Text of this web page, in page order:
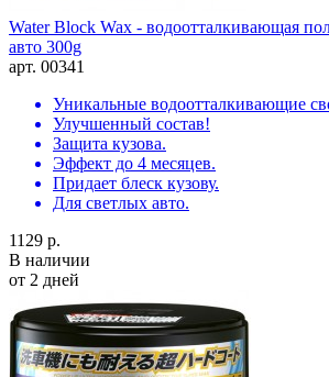
Water Block Wax - водоотталкивающая
авто 300g
арт. 00341
Уникальные водоотталкивающие
Улучшенный состав!
Защита кузова.
Эффект до 4 месяцев.
Придает блеск кузову.
Для светлых авто.
1129 р.
В наличии
от 2 дней